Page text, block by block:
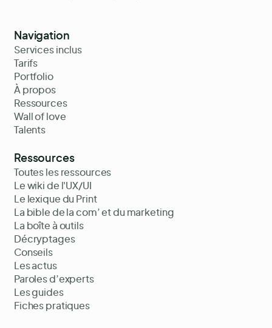
Navigation
Services inclus
Tarifs
Portfolio
À propos
Ressources
Wall of love
Talents
Ressources
Toutes les ressources
Le wiki de l'UX/UI
Le lexique du Print
La bible de la com’ et du marketing
La boîte à outils
Décryptages
Conseils
Les actus
Paroles d’experts
Les guides
Fiches pratiques